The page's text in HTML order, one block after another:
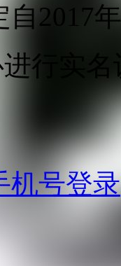
2017
行实名
机号登录